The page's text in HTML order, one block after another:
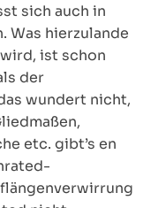
sich auch in
Was hierzulande
ist schon
der
wundert nicht,
etc. gibt’s en